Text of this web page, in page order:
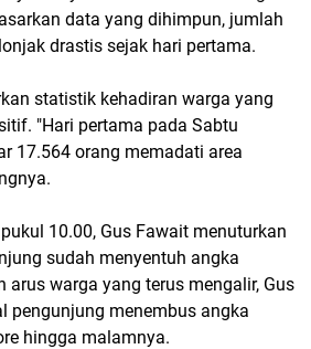
data yang dihimpun, jumlah
drastis sejak hari pertama.
statistik kehadiran warga yang
"Hari pertama pada Sabtu
17.564 orang memadati area
10.00, Gus Fawait menuturkan
sudah menyentuh angka
arus warga yang terus mengalir, Gus
pengunjung menembus angka
hingga malamnya.